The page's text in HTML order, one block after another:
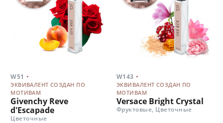
W51 .
ЭКВИВАЛЕНТ СОЗДАН ПО
МОТИВАМ
Givenchy Reve
d'Escapade
Цветочные
W143 .
ЭКВИВАЛЕНТ СОЗДАН ПО
МОТИВАМ
Versace Bright Crystal
Фруктовые, Цветочные